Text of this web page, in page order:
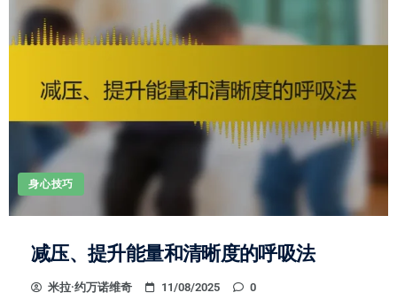
身心技巧
减压、提升能量和清晰度的呼吸法
米拉·约万诺维奇 11/08/2025 0